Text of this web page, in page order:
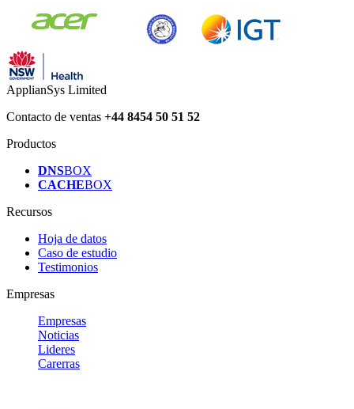
ApplianSys Limited
Contacto de ventas +44 8454 50 51 52
Productos
DNSBOX
CACHEBOX
Recursos
Hoja de datos
Caso de estudio
Testimonios
Empresas
Empresas
Noticias
Lideres
Carerras